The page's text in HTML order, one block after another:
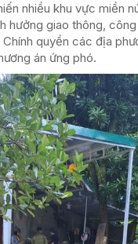
nhiều khu vực miền
hưởng giao thông,
quyền các địa
án ứng phó.